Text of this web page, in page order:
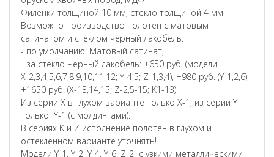
Филенки толщиной 10 мм, стекло толщиной 4 мм
Возможно производство полотен с матовым
сатинатом и стеклом черный лакобель:
- по умолчанию: Матовый сатинат,
- за стекло Черный лакобель: +650 руб. (модели
Х-2,3,4,5,6,7,8,9,10,11,12; Y-4,5; Z-1,3,4), +980 руб. (Y-1,2,6),
+1650 руб. (X-13,14,15; Z-2,5-15; K1-13)
Из серии X в глухом варианте только X-1, из серии Y
только Y-1 (с молдингами).
В сериях K и Z исполнение полотен в глухом и
остекленном варианте уточнять!
Модели Y-1, Y-2, Y-4, Y-6, Z-2 с узкими металлическими